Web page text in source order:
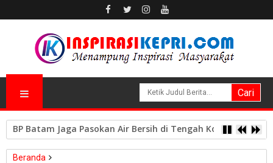
Perkuat Ketahanan Air Baku, BP Batam Gandeng Mc
Beranda